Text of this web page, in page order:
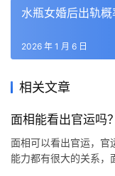
水瓶女婚后出轨概
2026 年 1 月 6 日
相关文章
面相能看出官运吗
面相可以看出官运，官
能力都有很大的关系，